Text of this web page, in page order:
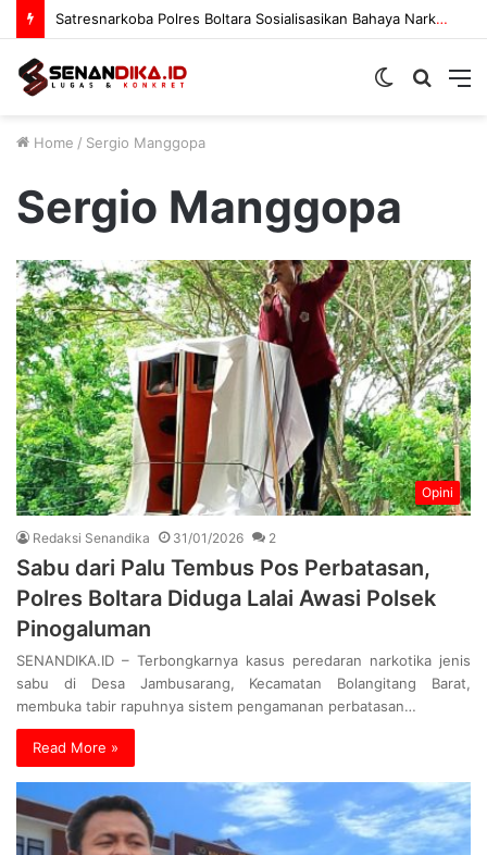
Satresnarkoba Polres Boltara Sosialisasikan Bahaya Narkoba
Search
Switch
Home / Sergio Manggopa
Sergio Manggopa
Opini
Redaksi Senandika 31/01/2026 2
Sabu dari Palu Tembus Pos Perbatasan,
Polres Boltara Diduga Lalai Awasi Polsek
Pinogaluman
SENANDIKA.ID – Terbongkarnya kasus peredaran narkotika jenis
sabu di Desa Jambusarang, Kecamatan Bolangitang Barat,
membuka tabir rapuhnya sistem pengamanan perbatasan…
Read More »